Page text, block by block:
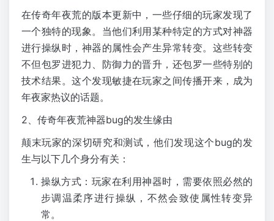
在传奇年夜荒的版本更新中，一些仔细的玩家发现了
一个独特的现象。当他们利用某种特定的方式对神器
进行操纵时，神器的属性会产生异常转变。这些转变
不但包罗进犯力、防御力的晋升，还包罗一些特别的
技术结果。这个发现敏捷在玩家之间传播开来，成为
年夜家热议的话题。
2、传奇年夜荒神器bug的发生缘由
颠末玩家的深切研究和测试，他们发现这个bug的发
生与以下几个身分有关：
操纵方式：玩家在利用神器时，需要依照必然的
步调温柔序进行操纵，不然会致使属性转变异
常。